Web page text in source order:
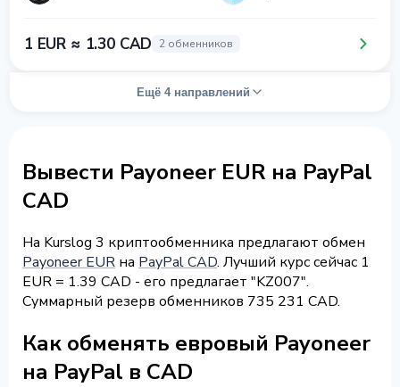
1 EUR ≈ 1.30 CAD 2 обменников
Ещё 4 направлений
Вывести Payoneer EUR на PayPal
CAD
На Kurslog 3 криптообменника предлагают обмен
Payoneer EUR на PayPal CAD. Лучший курс сейчас 1
EUR = 1.39 CAD - его предлагает "KZ007".
Суммарный резерв обменников 735 231 CAD.
Как обменять евровый Payoneer
на PayPal в CAD